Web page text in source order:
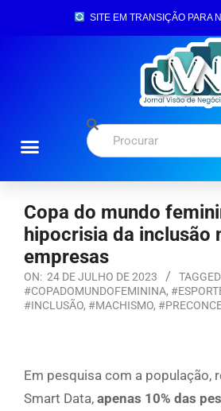
SITE EM TRANSIÇÃO PARA
Copa do mundo
hipocrisia da inclusão
empresas
ON: 24 DE JULHO DE 2023
#COPADOMUNDOFEMININA,
#INCLUSÃO, #MACHISMO,
Em pesquisa com a população,
Smart Data, apenas 10% das